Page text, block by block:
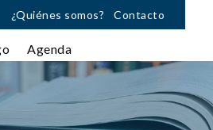
¿Quiénes somos? Contacto
Agenda